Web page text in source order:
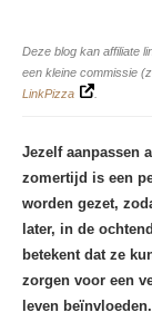
Deze blog kan affiliate
een kleine commissie
LinkPizza
Jezelf aanpassen
zomertijd is een
worden gezet,
later, in de
betekent dat ze
zorgen voor een
leven